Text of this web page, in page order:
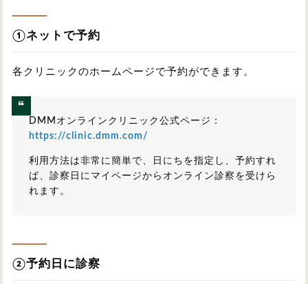
①ネットで予約
各クリニックのホームページで予約ができます。
DMMオンラインクリニック公式ページ：
https://clinic.dmm.com/
利用方法は非常に簡単で、日にちを指定し、予約すれ
ば、診察日にマイページからオンライン診察を受けら
れます。
②予約日に診察